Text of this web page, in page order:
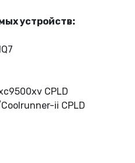
устройств:
CPLD
ii CPLD